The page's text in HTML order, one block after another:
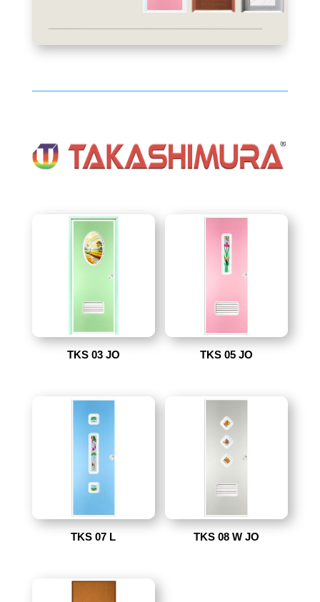
TKS 03 JO TKS 05 JO
TKS 07 L TKS 08 W JO